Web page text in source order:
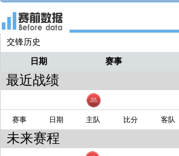
交锋历史
日期 赛事
最近战绩
赛事 日期 主队 比分 客队
未来赛程